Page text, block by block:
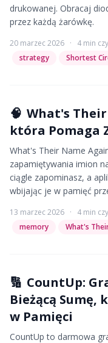
drukowanej. Obracaj
przez każdą żarówkę.
20 marzec 2026 · 4 min
strategy
Shortest
🧠 What's
która Pomaga
What's Their Name
zapamiętywania imion
ciągle zapominasz, a
wbijając je w pamięć
13 marzec 2026 · 4 min
memory
What's
🔢 CountUp:
Bieżącą Sumę,
w Pamięci
CountUp to darmowa